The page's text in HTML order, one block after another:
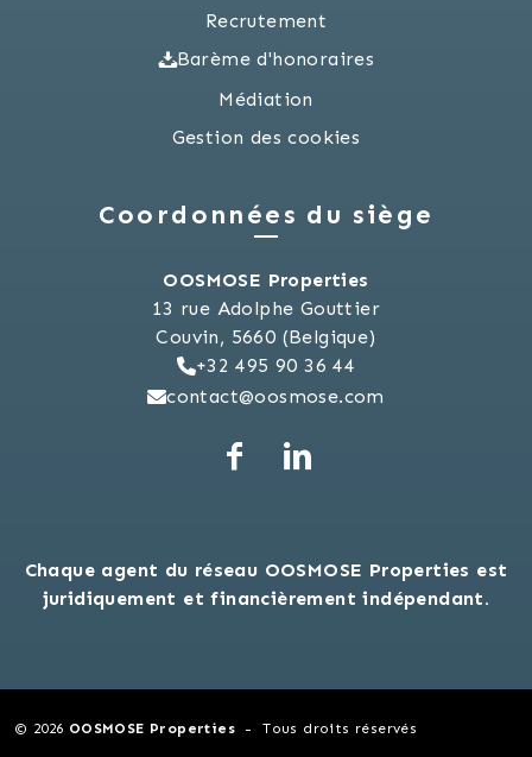
Recrutement
Barème d'honoraires
Médiation
Gestion des cookies
Coordonnées du siège
OOSMOSE Properties
13 rue Adolphe Gouttier
Couvin, 5660 (Belgique)
+32 495 90 36 44
contact@oosmose.com
Chaque agent du réseau OOSMOSE Properties est
juridiquement et financièrement indépendant.
© 2026 OOSMOSE Properties Tous droits réservés